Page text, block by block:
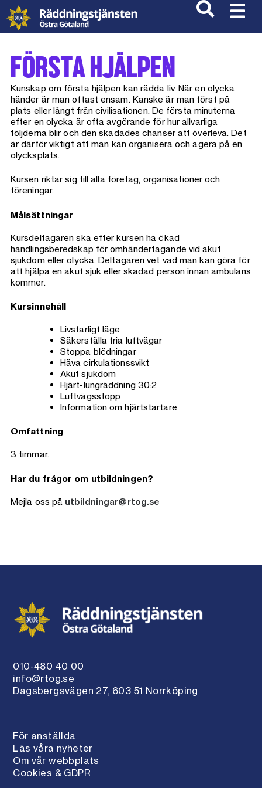
FÖRSTA HJÄLPEN
Kunskap om första hjälpen kan rädda liv. När en olycka
händer är man oftast ensam. Kanske är man först på
plats eller långt från civilisationen. De första minuterna
efter en olycka är ofta avgörande för hur allvarliga
följderna blir och den skadades chanser att överleva. Det
är därför viktigt att man kan organisera och agera på en
olycksplats.
Kursen riktar sig till alla företag, organisationer och
föreningar.
Målsättningar
Kursdeltagaren ska efter kursen ha ökad
handlingsberedskap för omhändertagande vid akut
sjukdom eller olycka. Deltagaren vet vad man kan göra för
att hjälpa en akut sjuk eller skadad person innan ambulans
kommer.
Kursinnehåll
Livsfarligt läge
Säkerställa fria luftvägar
Stoppa blödningar
Häva cirkulationssvikt
Akut sjukdom
Hjärt-lungräddning 30:2
Luftvägsstopp
Information om hjärtstartare
Omfattning
3 timmar.
Har du frågor om utbildningen?
Mejla oss på utbildningar@rtog.se
För anställda
Läs våra nyheter
Om vår webbplats
Cookies & GDPR
010-480 40 00
info@rtog.se
Dagsbergsvägen 27, 603 51 Norrköping